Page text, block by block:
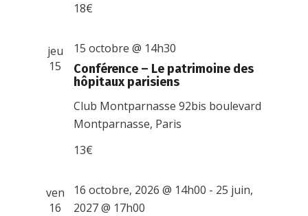
18€
jeu
15
Conférence – Le patrimoine des
hôpitaux parisiens
15 octobre @ 14h30
Club Montparnasse92bis boulevard
Montparnasse, Paris
13€
ven
16
16 octobre, 2026 @ 14h00 - 25 juin,
2027 @ 17h00